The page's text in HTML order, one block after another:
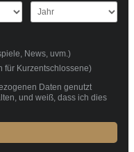
News, uvm.)
für Kurzentschlossene)
Daten genutzt
und weiß, dass ich dies